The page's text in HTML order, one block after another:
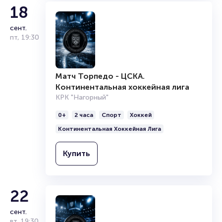
Подробнее о том, как вернуть, сдать или продать билет
читайте в разделах:
Продать билет
Организаторам
18
сент.
пт, 19:30
Матч Торпедо - ЦСКА.
Континентальная хоккейная лига
КРК "Нагорный"
0+ 2 часа Спорт
Хоккей
Континентальная Хоккейная Лига
Купить
22
сент.